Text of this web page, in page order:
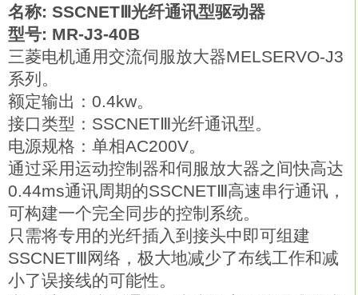
名称: SSCNETⅢ光纤通讯型驱动器
型号: MR-J3-40B
三菱电机通用交流伺服放大器MELSERVO-J3
系列。
额定输出：0.4kw。
接口类型：SSCNETⅢ光纤通讯型。
电源规格：单相AC200V。
通过采用运动控制器和伺服放大器之间快高达
0.44ms通讯周期的SSCNETⅢ高速串行通讯，
可构建一个完全同步的控制系统。
只需将专用的光纤插入到接头中即可组建
SSCNETⅢ网络，极大地减少了布线工作和减
小了误接线的可能性。